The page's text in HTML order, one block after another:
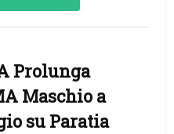
Prolunga
Maschio a
su Paratia